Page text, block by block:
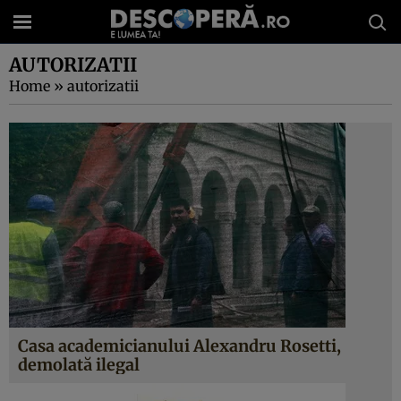
AUTORIZATII
Home » autorizatii
Casa academicianului Alexandru Rosetti,
demolată ilegal